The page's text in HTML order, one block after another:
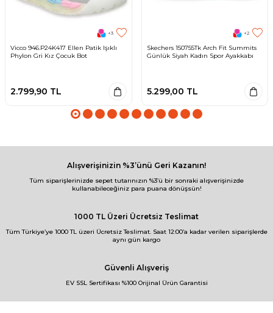
+3
Vicco 946.P24K417 Ellen Patik Işıklı
Phylon Gri Kız Çocuk Bot
2.799,90 TL
+2
Skechers 150755Tk Arch Fit Summits
Günlük Siyah Kadın Spor Ayakkabı
5.299,00 TL
Alışverişinizin %3’ünü Geri Kazanın!
Tüm siparişlerinizde sepet tutarınızın %3’ü bir sonraki alışverişinizde
kullanabileceğiniz para puana dönüşsün!
1000 TL Üzeri Ücretsiz Teslimat
Tüm Türkiye’ye 1000 TL üzeri Ücretsiz Teslimat. Saat 12:00’a kadar verilen siparişlerde
aynı gün kargo
Güvenli Alışveriş
EV SSL Sertifikası %100 Orijinal Ürün Garantisi